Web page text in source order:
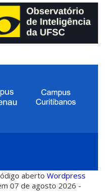
abertoWordpress
07 de agosto 2026 -